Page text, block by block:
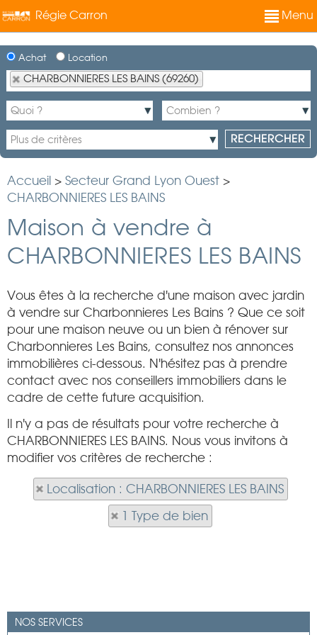
Régie Carron Menu
Achat Location
CHARBONNIERES LES BAINS (69260)
Accueil > Secteur Grand Lyon Ouest >
CHARBONNIERES LES BAINS
Maison à vendre à
CHARBONNIERES LES BAINS
Vous êtes à la recherche d'une maison avec jardin
à vendre sur Charbonnieres Les Bains ? Que ce soit
pour une maison neuve ou un bien à rénover sur
Charbonnieres Les Bains, consultez nos annonces
immobilières ci-dessous. N'hésitez pas à prendre
contact avec nos conseillers immobiliers dans le
cadre de cette future acquisition.
Il n'y a pas de résultats pour votre recherche à
CHARBONNIERES LES BAINS. Nous vous invitons à
modifier vos critères de recherche :
Localisation : CHARBONNIERES LES BAINS
1 Type de bien
NOS SERVICES